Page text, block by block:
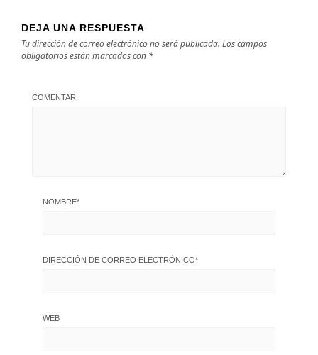
DEJA UNA RESPUESTA
Tu dirección de correo electrónico no será publicada. Los campos
obligatorios están marcados con *
COMENTAR
NOMBRE*
DIRECCIÓN DE CORREO ELECTRÓNICO*
WEB